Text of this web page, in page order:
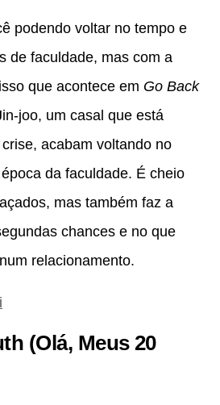
podendo voltar no tempo e
de faculdade, mas com a
que acontece em Go Back
joo, um casal que está
acabam voltando no
da faculdade. É cheio
mas também faz a
chances e no que
relacionamento.
(Olá, Meus 20